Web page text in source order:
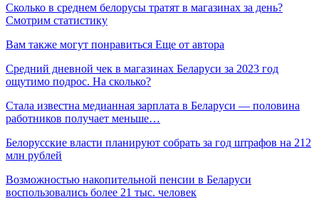
Сколько в среднем белорусы тратят в магазинах за день?
Смотрим статистику
Вам также могут понравиться Еще от автора
Средний дневной чек в магазинах Беларуси за 2023 год
ощутимо подрос. На сколько?
Стала известна медианная зарплата в Беларуси — половина
работников получает меньше…
Белорусские власти планируют собрать за год штрафов на 212
млн рублей
Возможностью накопительной пенсии в Беларуси
воспользовались более 21 тыс. человек